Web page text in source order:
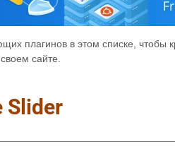
плагинов в этом списке, чтобы
сайте.
Slider